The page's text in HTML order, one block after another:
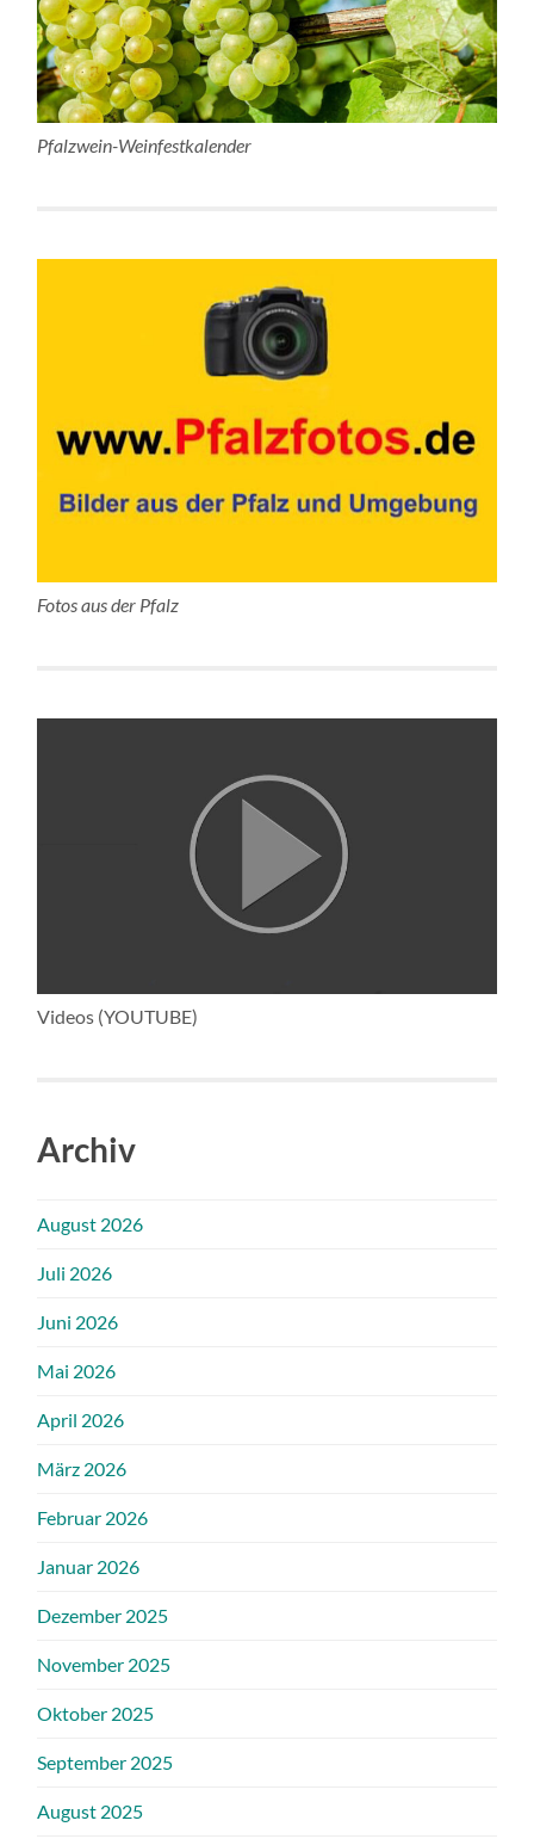
Pfalzwein-Weinfestkalender
Fotos aus der Pfalz
Videos (YOUTUBE)
Archiv
August 2026
Juli 2026
Juni 2026
Mai 2026
April 2026
März 2026
Februar 2026
Januar 2026
Dezember 2025
November 2025
Oktober 2025
September 2025
August 2025